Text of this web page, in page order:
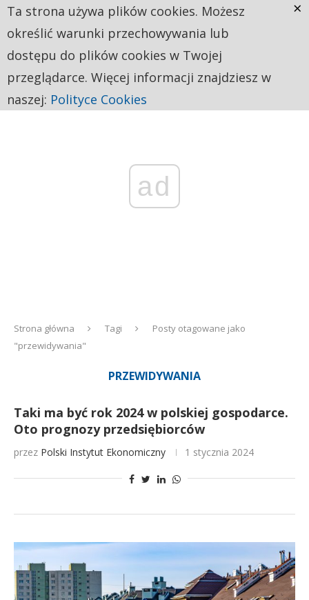
ad
Strona główna Tagi
Posty otagowane jako
"przewidywania"
PRZEWIDYWANIA
Taki ma być rok 2024 w polskiej gospodarce.
Oto prognozy przedsiębiorców
przez Polski Instytut Ekonomiczny 1 stycznia 2024
Ta strona używa plików cookies. Możesz
określić warunki przechowywania lub
dostępu do plików cookies w Twojej
przeglądarce. Więcej informacji znajdziesz w
naszej: Polityce Cookies
×